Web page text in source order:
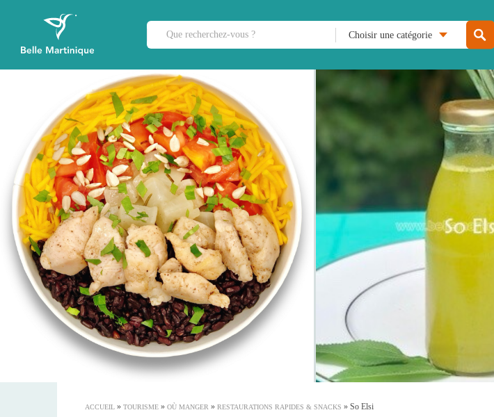
Choisir une catégorie
ACCUEIL » TOURISME » OÙ MANGER » RESTAURATIONS RAPIDES & SNACKS » So Elsi